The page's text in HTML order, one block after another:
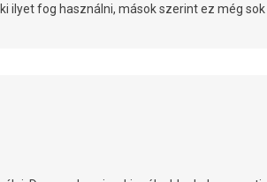
ilyet fog használni, mások szerint ez még sok